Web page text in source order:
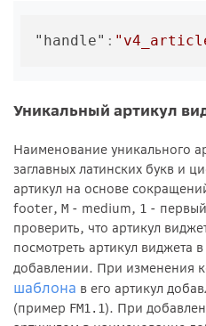
"handle" :
Уникальный артикул
Наименование уникального
заглавных латинских букв и
артикул на основе
footer, M - medium, 1 -
проверить, что артикул
посмотреть артикул виджета
добавлении. При изменения
шаблона в его артикул
(пример FM1.1). При